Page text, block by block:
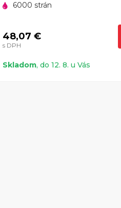
6000 strán
48,07 €
s DPH
Skladom, do 12. 8. u Vás